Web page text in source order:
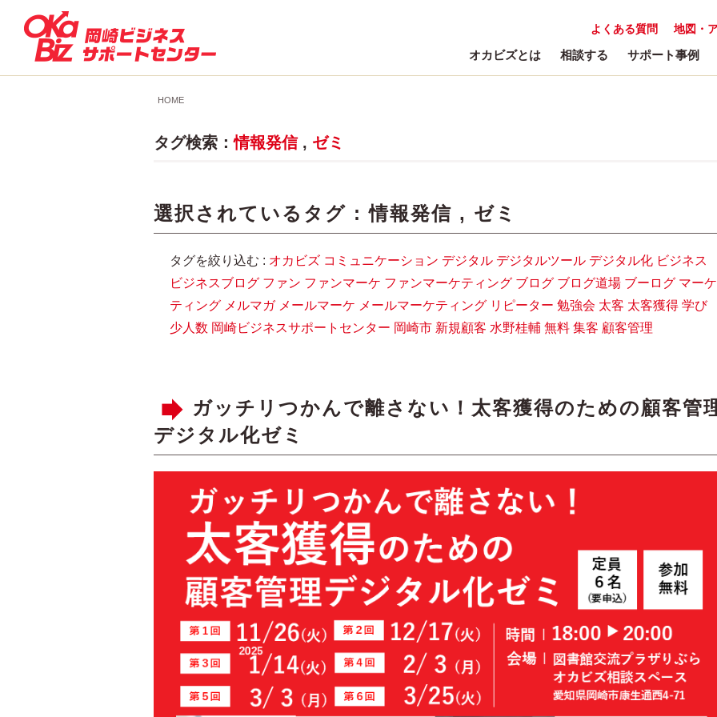
地図・
よくある質問
オカビズとは 相談する サポート事例
HOME
タグ検索：情報発信, ゼミ
選択されているタグ :情報発信 , ゼミ
タグを絞り込む : オカビズ コミュニケーション デジタル デジタルツール デジタル化 ビジネス
ビジネスブログ ファン ファンマーケ ファンマーケティング ブログ ブログ道場 ブーログ マーケ
ティング メルマガ メールマーケ メールマーケティング リピーター 勉強会 太客 太客獲得 学び
少人数 岡崎ビジネスサポートセンター 岡崎市 新規顧客 水野桂輔 無料 集客 顧客管理
ガッチリつかんで離さない！太客獲得のための顧客管
デジタル化ゼミ